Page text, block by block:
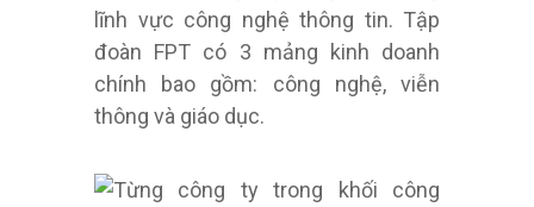
lĩnh vực công nghệ thông tin. Tập
đoàn FPT có 3 mảng kinh doanh
chính bao gồm: công nghệ, viễn
thông và giáo dục.